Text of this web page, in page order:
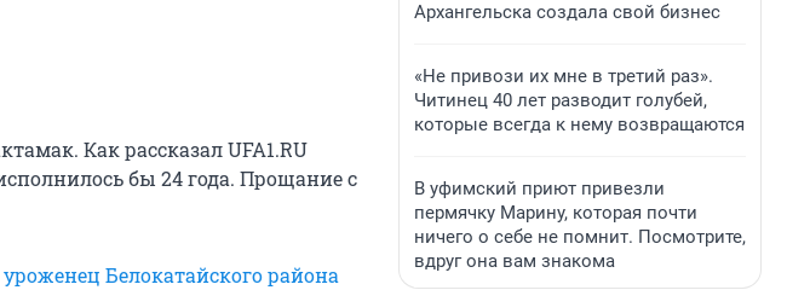
Как рассказал UFA1.RU
бы 24 года. Прощание с
Белокатайского района
Архангельска создала свой бизнес
«Не привози их мне в третий раз».
Читинец 40 лет разводит голубей,
которые всегда к нему возвращаются
В уфимский приют привезли
пермячку Марину, которая почти
ничего о себе не помнит. Посмотрите,
вдруг она вам знакома